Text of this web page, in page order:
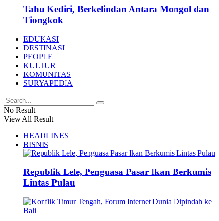
Tahu Kediri, Berkelindan Antara Mongol dan
Tiongkok
EDUKASI
DESTINASI
PEOPLE
KULTUR
KOMUNITAS
SURYAPEDIA
No Result
View All Result
HEADLINES
BISNIS
Republik Lele, Penguasa Pasar Ikan Berkumis
Lintas Pulau